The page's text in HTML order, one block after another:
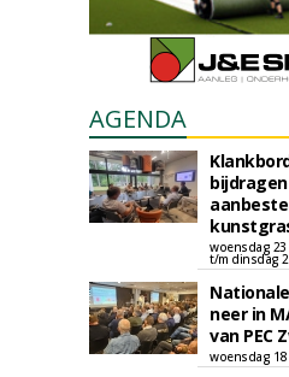
AGENDA
woensdag 23
t/m dinsdag
neer in
van PEC
woensdag 18